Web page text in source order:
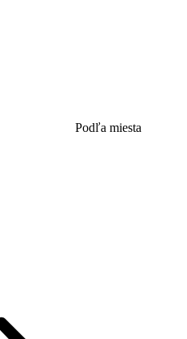
Podľa miesta